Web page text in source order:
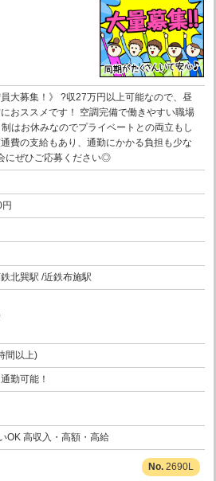
員大募集！》 ?収27万円以上可能なので、昼
おススメです！ 空調完備で働きやすい職場
はお休みなのでプライベートとの両立もし
費の支給もあり、通勤にかかる負担も少な
にぜひご応募ください◎
北巽駅 /近鉄布施駅
間以上)
勤可能！
OK 高収入・高額・高給
2690L